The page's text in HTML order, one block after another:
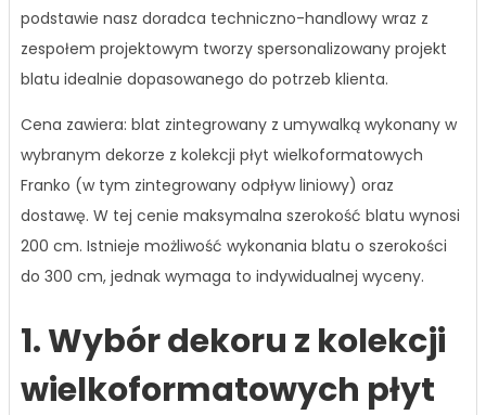
podstawie nasz doradca techniczno-handlowy wraz z
zespołem projektowym tworzy spersonalizowany projekt
blatu idealnie dopasowanego do potrzeb klienta.
Cena zawiera: blat zintegrowany z umywalką wykonany w
wybranym dekorze z kolekcji płyt wielkoformatowych
Franko (w tym zintegrowany odpływ liniowy) oraz
dostawę. W tej cenie maksymalna szerokość blatu wynosi
200 cm. Istnieje możliwość wykonania blatu o szerokości
do 300 cm, jednak wymaga to indywidualnej wyceny.
1. Wybór dekoru z kolekcji
wielkoformatowych płyt